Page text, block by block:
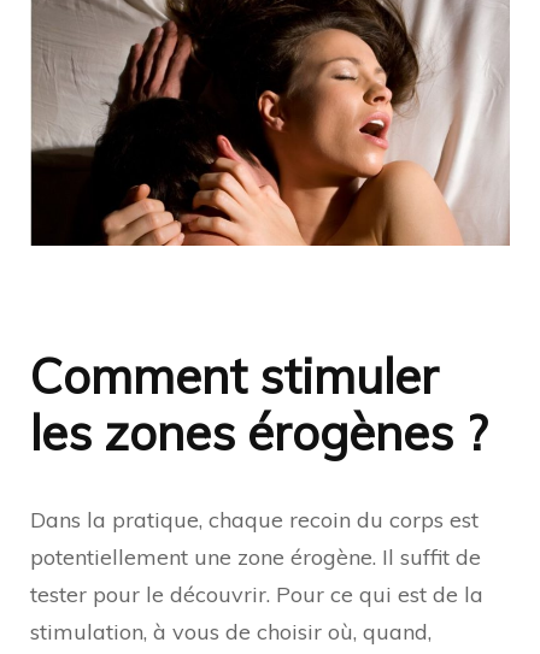
Comment stimuler
les zones érogènes ?
Dans la pratique, chaque recoin du corps est
potentiellement une zone érogène. Il suffit de
tester pour le découvrir. Pour ce qui est de la
stimulation, à vous de choisir où, quand,